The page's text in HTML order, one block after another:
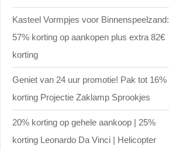
Kasteel Vormpjes voor Binnenspeelzand:
57% korting op aankopen plus extra 82€
korting
Geniet van 24 uur promotie! Pak tot 16%
korting Projectie Zaklamp Sprookjes
20% korting op gehele aankoop | 25%
korting Leonardo Da Vinci | Helicopter